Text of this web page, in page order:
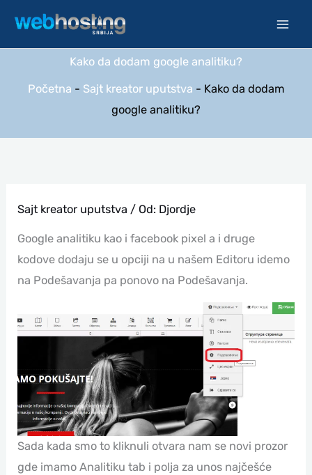
sadržaj
Kako da dodam google analitiku?
Početna - Sajt kreator uputstva - Kako da dodam
google analitiku?
Sajt kreator uputstva / Od: Djordje
Google analitiku kao i facebook pixel a i druge
kodove dodaju se u opciji na u našem Editoru idemo
na Podešavanja pa ponovo na Podešavanja.
Sada kada smo to kliknuli otvara nam se novi prozor
gde imamo Analitiku tab i polja za unos najčešće